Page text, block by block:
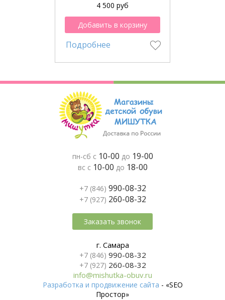
4 500 руб
Добавить в корзину
Подробнее
пн-сб с 10-00 до 19-00
вс с 10-00 до 18-00
+7 (846) 990-08-32
+7 (927) 260-08-32
Заказать звонок
г. Самара
+7 (846) 990-08-32
+7 (927) 260-08-32
info@mishutka-obuv.ru
Разработка и продвижение сайта - «SEO
Простор»